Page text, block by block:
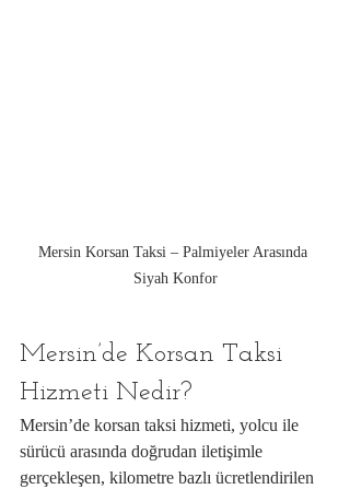
Mersin Korsan Taksi – Palmiyeler Arasında
Siyah Konfor
Mersin’de Korsan Taksi
Hizmeti Nedir?
Mersin’de korsan taksi hizmeti, yolcu ile
sürücü arasında doğrudan iletişimle
gerçekleşen, kilometre bazlı ücretlendirilen